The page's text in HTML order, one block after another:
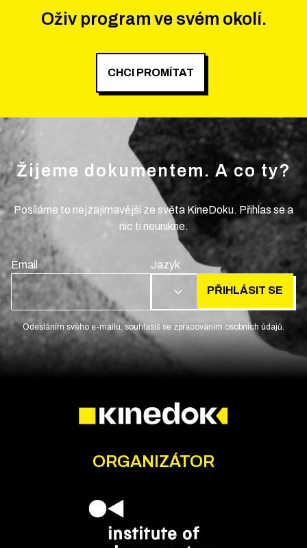
Oživ program ve svém okolí.
CHCI PROMÍTAT
Žijeme dokumentem. A co ty?
Posíláme to nejzajímavější ze světa KineDoku. Přihlas se a
nic ti neunikne.
Email Jazyk
CS PŘIHLÁSIT SE
Odesláním svého e-mailu, souhlasíš se zpracováním osobních údajů.
ORGANIZÁTOR